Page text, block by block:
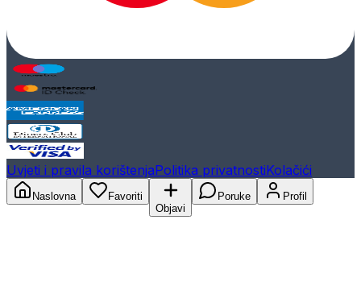
Uvjeti i pravila korištenjaPolitika privatnostiKolačići
Naslovna
Favoriti
Objavi
Poruke Profil